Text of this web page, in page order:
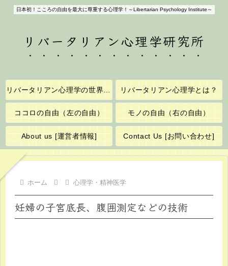
日本初！こころの自由を最大に尊重する心理学！～Libertarian Psychology Institute～
リバータリアン心理学研究所
リバータリアン心理学の世界へようこそ！ リバータリアン心理学とは？
ココロの自由（左の自由） モノの自由（右の自由）
About us [運営者情報] Contact Us [お問い合わせ]
ホーム 心理学・精神医学
妊婦の子宮底長、腹囲測定などの技術